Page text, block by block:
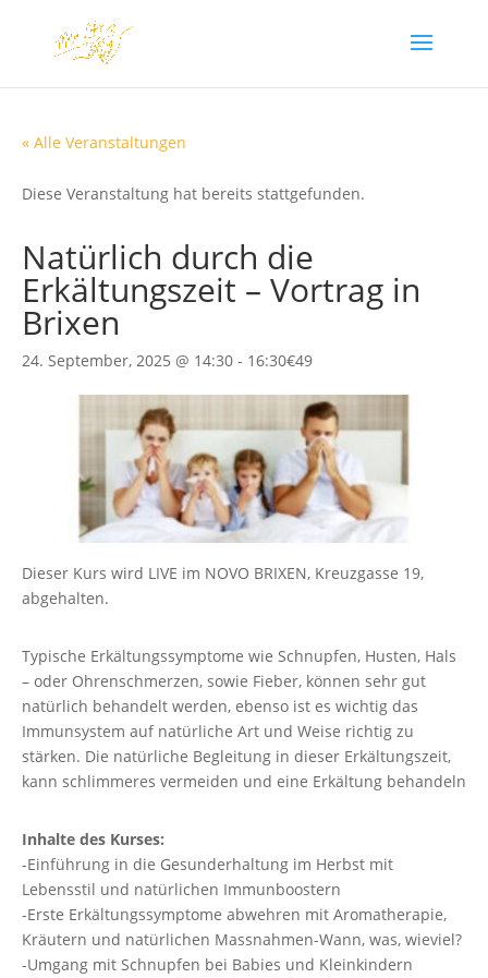
« Alle Veranstaltungen
Diese Veranstaltung hat bereits stattgefunden.
Natürlich durch die
Erkältungszeit – Vortrag in
Brixen
24. September, 2025 @ 14:30 - 16:30€49
Dieser Kurs wird LIVE im NOVO BRIXEN, Kreuzgasse 19,
abgehalten.
Typische Erkältungssymptome wie Schnupfen, Husten, Hals
– oder Ohrenschmerzen, sowie Fieber, können sehr gut
natürlich behandelt werden, ebenso ist es wichtig das
Immunsystem auf natürliche Art und Weise richtig zu
stärken. Die natürliche Begleitung in dieser Erkältungszeit,
kann schlimmeres vermeiden und eine Erkältung behandeln
Inhalte des Kurses:
-Einführung in die Gesunderhaltung im Herbst mit
Lebensstil und natürlichen Immunboostern
-Erste Erkältungssymptome abwehren mit Aromatherapie,
Kräutern und natürlichen Massnahmen-Wann, was, wieviel?
-Umgang mit Schnupfen bei Babies und Kleinkindern